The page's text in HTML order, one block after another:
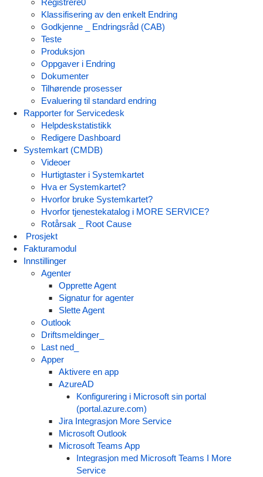
Registrere0
Klassifisering av den enkelt Endring
Godkjenne _ Endringsråd (CAB)
Teste
Produksjon
Oppgaver i Endring
Dokumenter
Tilhørende prosesser
Evaluering til standard endring
Rapporter for Servicedesk
Helpdeskstatistikk
Redigere Dashboard
Systemkart (CMDB)
Videoer
Hurtigtaster i Systemkartet
Hva er Systemkartet?
Hvorfor bruke Systemkartet?
Hvorfor tjenestekatalog i MORE SERVICE?
Rotårsak _ Root Cause
Prosjekt
Fakturamodul
Innstillinger
Agenter
Opprette Agent
Signatur for agenter
Slette Agent
Outlook
Driftsmeldinger_
Last ned_
Apper
Aktivere en app
AzureAD
Konfigurering i Microsoft sin portal
(portal.azure.com)
Jira Integrasjon More Service
Microsoft Outlook
Microsoft Teams App
Integrasjon med Microsoft Teams I More
Service